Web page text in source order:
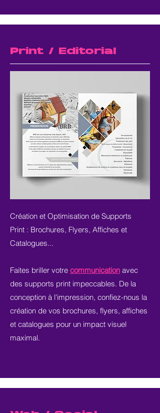
Print / Editorial
Création et Optimisation de Supports
Print : Brochures, Flyers, Affiches et
Catalogues...
Faites briller votre communication avec
des supports print impeccables. De la
conception à l'impression, confiez-nous la
création de vos brochures, flyers, affiches
et catalogues pour un impact visuel
maximal.